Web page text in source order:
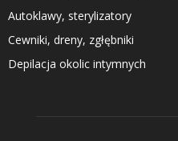
Autoklawy, sterylizatory
Cewniki, dreny, zgłębniki
Depilacja okolic intymnych